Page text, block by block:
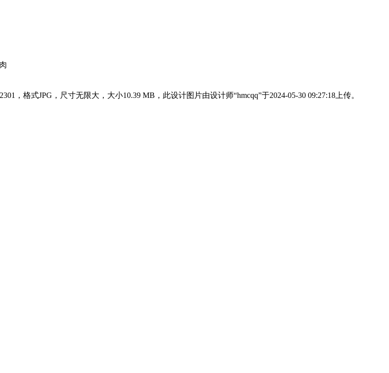
，格式JPG，尺寸无限大，大小10.39 MB，此设计图片由设计师“hmcqq”于2024-05-30 09:27:18上传。